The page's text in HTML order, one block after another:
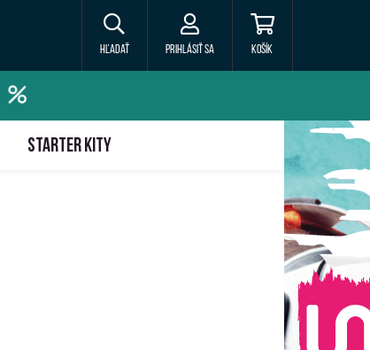
Hľadať Prihlásiť sa Košík
STARTER KITY